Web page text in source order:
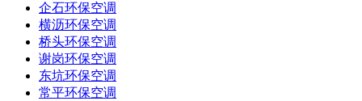
企石环保空调
横沥环保空调
桥头环保空调
谢岗环保空调
东坑环保空调
常平环保空调